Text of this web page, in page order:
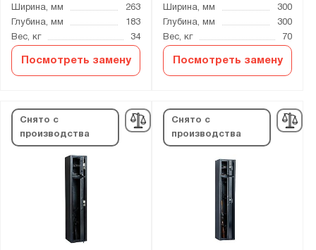
Ширина, мм
263
Глубина, мм
183
Вес, кг
34
Посмотреть замену
Ширина, мм
300
Глубина, мм
300
Вес, кг
70
Посмотреть замену
Снято с
производства
Снято с
производства